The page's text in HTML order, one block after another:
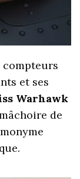
compteurs
et ses
Warhawk
de